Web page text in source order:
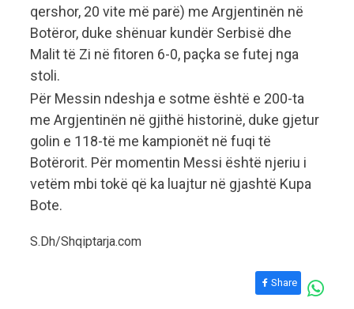
qershor, 20 vite më parë) me Argjentinën në
Botëror, duke shënuar kundër Serbisë dhe
Malit të Zi në fitoren 6-0, paçka se futej nga
stoli.
Për Messin ndeshja e sotme është e 200-ta
me Argjentinën në gjithë historinë, duke gjetur
golin e 118-të me kampionët në fuqi të
Botërorit. Për momentin Messi është njeriu i
vetëm mbi tokë që ka luajtur në gjashtë Kupa
Bote.
S.Dh/Shqiptarja.com
Share